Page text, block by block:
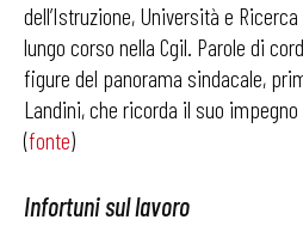
dell’Istruzione, Università e
lungo corso nella Cgil. Parole di
figure del panorama sindacale,
Landini, che ricorda il suo
(fonte)
Infortuni sul lavoro